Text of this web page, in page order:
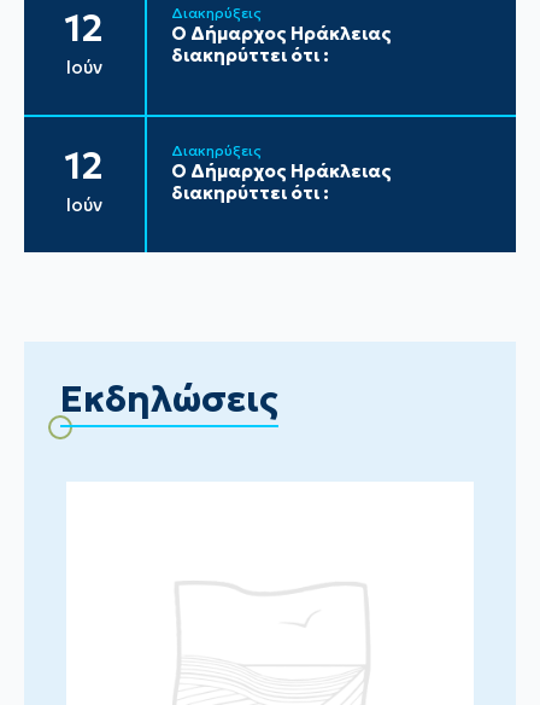
12
Ιούν
Διακηρύξεις
Ο Δήμαρχος Ηράκλειας
διακηρύττει ότι :
12
Ιούν
Διακηρύξεις
Ο Δήμαρχος Ηράκλειας
διακηρύττει ότι :
Εκδηλώσεις